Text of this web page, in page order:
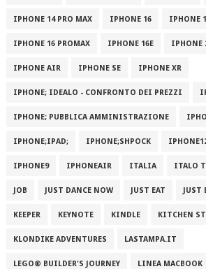
IPHONE 14 PRO MAX IPHONE 16 IPHONE
IPHONE 16 PROMAX IPHONE 16E IPHONE
IPHONE AIR IPHONE SE IPHONE XR
IPHONE; IDEALO - CONFRONTO DEI PREZZI
IPHONE; PUBBLICA AMMINISTRAZIONE
IPHONE;IPAD; IPHONE;SHPOCK
IPHONE9 IPHONEAIR ITALIA ITALO
JOB JUST DANCE NOW JUST EAT JUST
KEEPER KEYNOTE KINDLE KITCHEN
KLONDIKE ADVENTURES LASTAMPA.IT
LEGO® BUILDER'S JOURNEY LINEA MACBOOK